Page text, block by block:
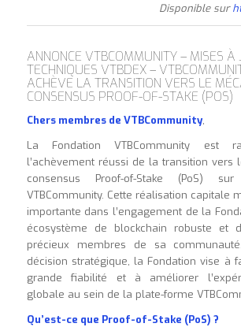
Disponible sur
ANNONCE VTBCOMMUNITY – MISES À
TECHNIQUES VTBDEX –
ACHÈVE LA TRANSITION VERS LE
CONSENSUS PROOF-OF-STAKE (POS)
Chers membres de VTBCommunity,
La Fondation VTBCommunity est
l’achèvement réussi de la transition vers
consensus Proof-of-Stake (PoS)
VTBCommunity. Cette réalisation capitale
importante dans l’engagement de la
écosystème de blockchain robuste et
précieux membres de sa
décision stratégique, la Fondation vise à
grande fiabilité et à améliorer
globale au sein de la plate-forme
Qu’est-ce que Proof-of-Stake (PoS) ?